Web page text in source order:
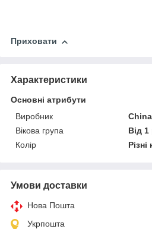
Приховати
Характеристики
Основні атрибути
Виробник
China
Вікова група
Від 1
Колір
Умови доставки
Нова Пошта
Укрпошта